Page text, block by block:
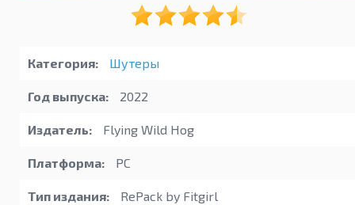
Категория: Шутеры
Год выпуска: 2022
Издатель: Flying Wild Hog
Платформа: PC
Тип издания: RePack by Fitgirl